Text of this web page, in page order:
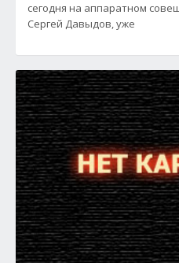
сегодня на аппаратном
Сергей Давыдов, уже